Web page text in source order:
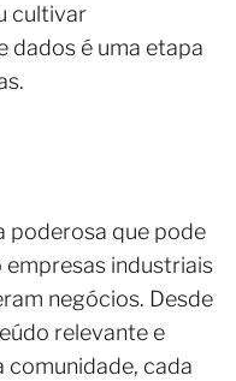
cultivar
dados é uma etapa
poderosa que pode
industriais
negócios. Desde
relevante e
comunidade, cada